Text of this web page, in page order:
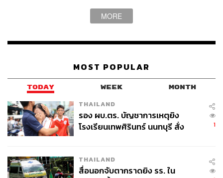
โครงการแสนสิริ
“แสนสิริเตรียมเซต New Normal ใหม่ด้านการจัดการขยะใน
MORE
MOST POPULAR
TODAY WEEK MONTH
THAILAND
รอง ผบ.ตร. บัญชาการเหตุยิง
โรงเรียนเทพศิรินทร์ นนทบุรี สั่ง
1
THAILAND
สื่อนอกจับตากราดยิง รร. ใน